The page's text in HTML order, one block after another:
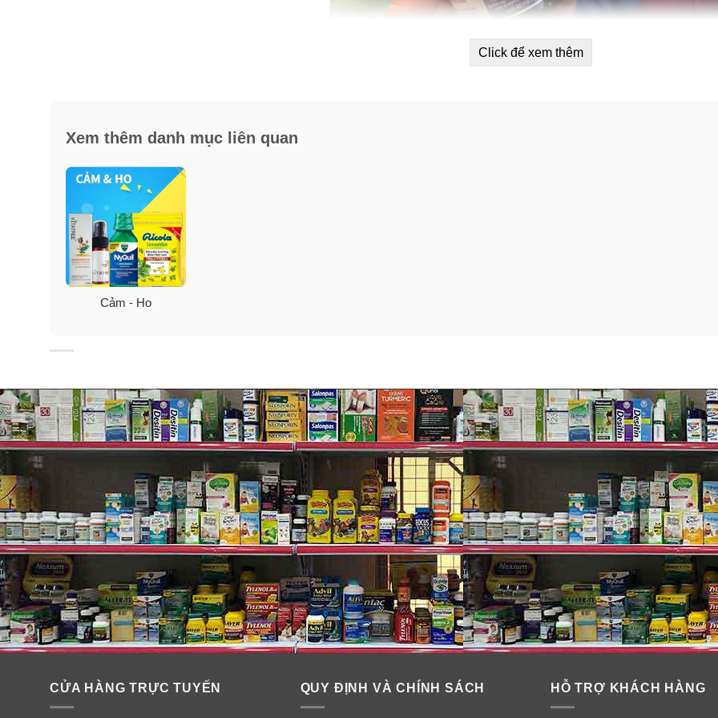
– Cho bé nghỉ ngơi nhiều hơn bình thường cả ngày lẫn đêm để nhanh lấy lại sức, tăng đề kháng.
– Uống nhiều nước lọc và nước cam.
– Giữ ấm cho bé như phần ngực và cổ bé. Giúp không gian xung quanh bé có nhiệt độ vừa đủ không quá nóng và
– Lau bằng khăn có nhúng qua nước ấm vắt khô cho toàn thân bé để bé cảm thấy sạch sẽ và dễ chịu hơn.
Thành phần siro ho cảm cúm và đau tức ngực cho trẻ em
& Night
Click để xem thêm
Xem thêm danh mục liên quan
Cảm - Ho
CỬA HÀNG TRỰC TUYẾN QUY ĐỊNH VÀ CHÍNH SÁCH HỖ TRỢ KHÁCH HÀNG